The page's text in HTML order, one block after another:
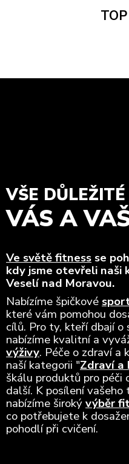
VŠE DŮLEŽITÉ
VÁS A
Ve světě fitness se
kdy jsme otevřeli naši
Veselí nad Moravou.
Nabízíme špičkové
které vám pomohou
cílů. Pro ty, kteří dbají
nabízíme kvalitní a
výživy. Péče o zdraví a
naší kategorii "Zdraví a
škálu produktů pro péči
další. K posílení vašeho
nabízíme širokývýběr
co potřebujete k
pohodlí při cvičení.